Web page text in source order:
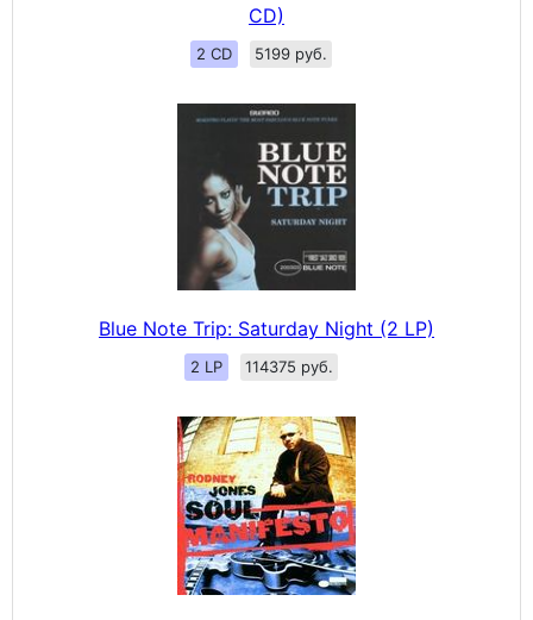
CD)
2 CD 5199 руб.
Blue Note Trip: Saturday Night (2 LP)
2 LP 114375 руб.